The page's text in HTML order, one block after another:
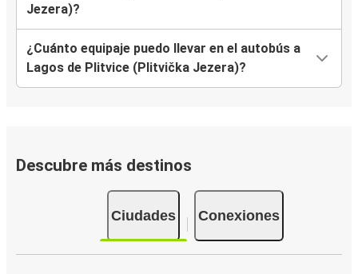
Jezera)?
¿Cuánto equipaje puedo llevar en el autobús a
Lagos de Plitvice (Plitvička Jezera)?
Descubre más destinos
Ciudades Conexiones